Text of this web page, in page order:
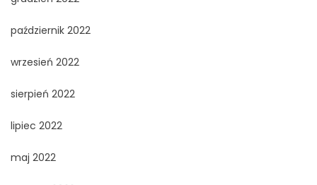
październik 2022
wrzesień 2022
sierpień 2022
lipiec 2022
maj 2022